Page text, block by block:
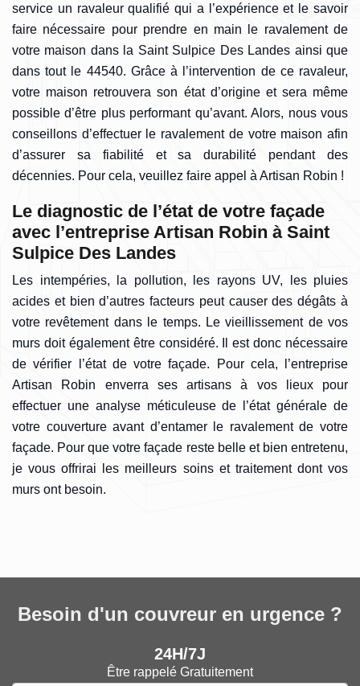
service un ravaleur qualifié qui a l’expérience et le savoir
faire nécessaire pour prendre en main le ravalement de
votre maison dans la Saint Sulpice Des Landes ainsi que
dans tout le 44540. Grâce à l’intervention de ce ravaleur,
votre maison retrouvera son état d’origine et sera même
possible d’être plus performant qu’avant. Alors, nous vous
conseillons d’effectuer le ravalement de votre maison afin
d’assurer sa fiabilité et sa durabilité pendant des
décennies. Pour cela, veuillez faire appel à Artisan Robin !
Le diagnostic de l’état de votre façade
avec l’entreprise Artisan Robin à Saint
Sulpice Des Landes
Les intempéries, la pollution, les rayons UV, les pluies
acides et bien d’autres facteurs peut causer des dégâts à
votre revêtement dans le temps. Le vieillissement de vos
murs doit également être considéré. Il est donc nécessaire
de vérifier l’état de votre façade. Pour cela, l’entreprise
Artisan Robin enverra ses artisans à vos lieux pour
effectuer une analyse méticuleuse de l’état générale de
votre couverture avant d’entamer le ravalement de votre
façade. Pour que votre façade reste belle et bien entretenu,
je vous offrirai les meilleurs soins et traitement dont vos
murs ont besoin.
Besoin d'un couvreur en urgence ?
24H/7J
Être rappelé Gratuitement